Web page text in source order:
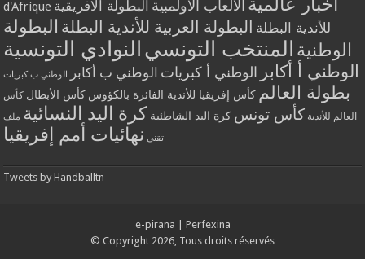
d'Afrique
أخبار عالمية الألعاب الأولمبية البطولة الافريقية
للأندية البطلة البطولة العربية للأندية البطلة البطولة
الوطنية المنتخب التونسي النوادي التونسية
الوطني أ أكابر الوطني أ كبريات الوطني ب أكابر الوطني ب كبريات
بطولة العالم كأس إفريقيا للأندية الفائزة بالكؤوس كأس الأبطال كأس
العالم للأندية كأس تونس كرة اليد الشاطئية كرة اليد النسائية ملف
تقني نهائيات أمم إفريقيا
Tweets by Handballtn
e-pirana
Perfexina
© Copyright 2026, Tous droits réservés